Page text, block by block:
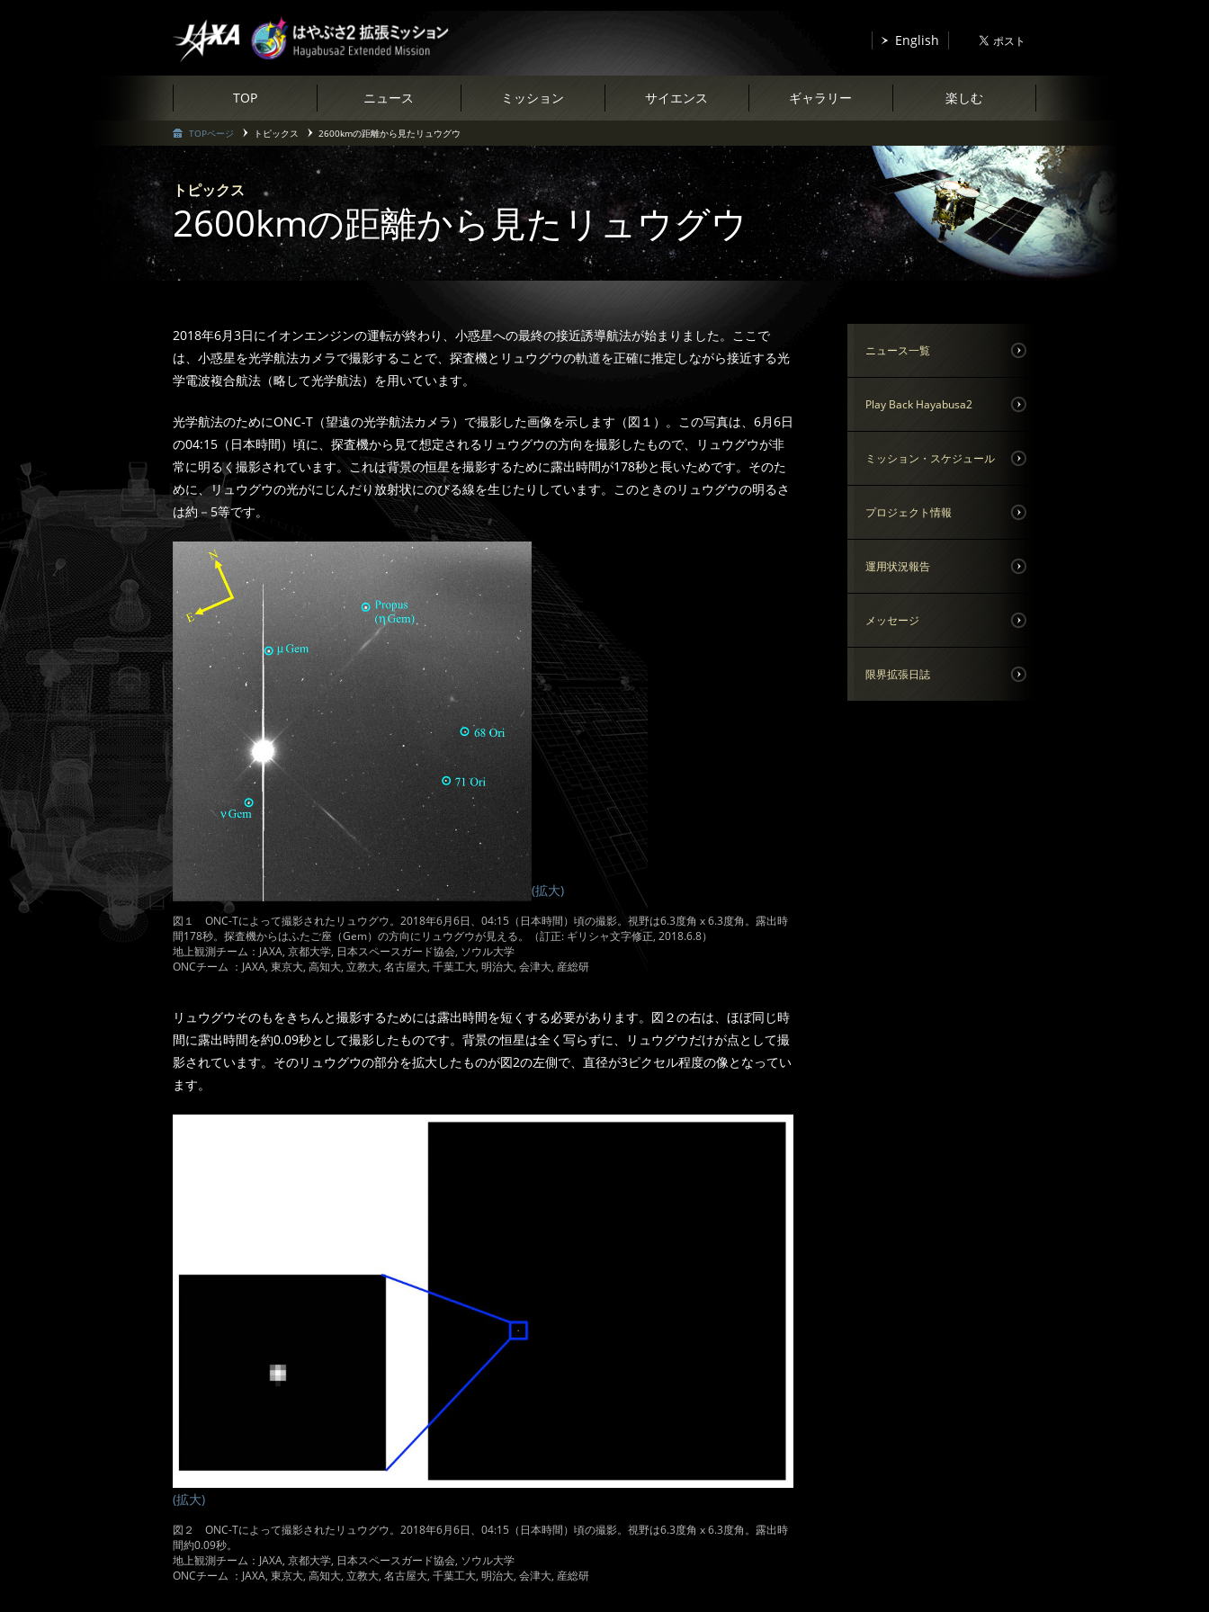
English
TOP ニュース ミッション サイエンス ギャラリー 楽しむ
TOPページ トピックス 2600kmの距離から見たリュウグウ
トピックス
2600kmの距離から見たリュウグウ
2018年6月3日にイオンエンジンの運転が終わり、小惑星への最終の接近誘導航法が始まりました。ここで
は、小惑星を光学航法カメラで撮影することで、探査機とリュウグウの軌道を正確に推定しながら接近する光
学電波複合航法（略して光学航法）を用いています。
光学航法のためにONC-T（望遠の光学航法カメラ）で撮影した画像を示します（図１）。この写真は、6月6日
の04:15（日本時間）頃に、探査機から見て想定されるリュウグウの方向を撮影したもので、リュウグウが非
常に明るく撮影されています。これは背景の恒星を撮影するために露出時間が178秒と長いためです。そのた
めに、リュウグウの光がにじんだり放射状にのびる線を生じたりしています。このときのリュウグウの明るさ
は約－5等です。
(拡大)
図１ ONC-Tによって撮影されたリュウグウ。2018年6月6日、04:15（日本時間）頃の撮影。視野は6.3度角 x 6.3度角。露出時
間178秒。探査機からはふたご座（Gem）の方向にリュウグウが見える。（訂正: ギリシャ文字修正, 2018.6.8）
地上観測チーム：JAXA, 京都大学, 日本スペースガード協会, ソウル大学
ONCチーム ：JAXA, 東京大, 高知大, 立教大, 名古屋大, 千葉工大, 明治大, 会津大, 産総研
リュウグウそのもをきちんと撮影するためには露出時間を短くする必要があります。図２の右は、ほぼ同じ時
間に露出時間を約0.09秒として撮影したものです。背景の恒星は全く写らずに、リュウグウだけが点として撮
影されています。そのリュウグウの部分を拡大したものが図2の左側で、直径が3ピクセル程度の像となってい
ます。
(拡大)
図２ ONC-Tによって撮影されたリュウグウ。2018年6月6日、04:15（日本時間）頃の撮影。視野は6.3度角 x 6.3度角。露出時
間約0.09秒。
地上観測チーム：JAXA, 京都大学, 日本スペースガード協会, ソウル大学
ONCチーム ：JAXA, 東京大, 高知大, 立教大, 名古屋大, 千葉工大, 明治大, 会津大, 産総研
ニュース一覧
Play Back Hayabusa2
ミッション・スケジュール
プロジェクト情報
運用状況報告
メッセージ
限界拡張日誌